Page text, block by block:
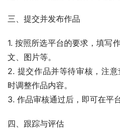
三、提交并发布作品
1. 按照所选平台的要求，填写
文、图片等。
2. 提交作品并等待审核，注
时调整作品内容。
3. 作品审核通过后，即可在平
四、跟踪与评估